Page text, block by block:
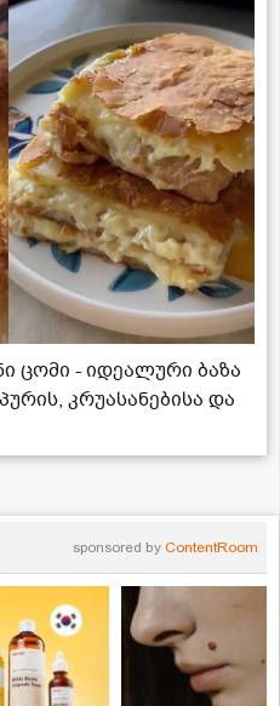
ცომი - იდეალური ბაზა
კრუასანებისა და
sponsored by ContentRoom